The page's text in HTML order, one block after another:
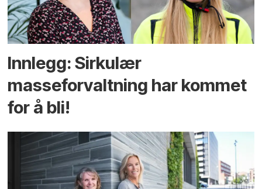
Innlegg: Sirkulær
masseforvaltning har kommet
for å bli!